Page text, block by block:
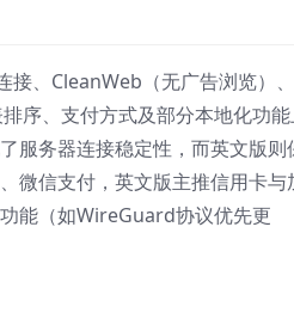
、CleanWeb（无广告浏览）
序、支付方式及部分本地化功
服务器连接稳定性，而英文版则
微信支付，英文版主推信用卡与
能（如WireGuard协议优先更